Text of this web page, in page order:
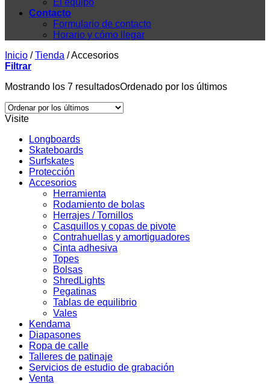
El equipo
Contacto
Formulario de contacto
Horario y cómo llegar
Inicio / Tienda /Accesorios
Filtrar
Mostrando los 7 resultadosOrdenado por los últimos
Visite
Longboards
Skateboards
Surfskates
Protección
Accesorios
Herramienta
Rodamiento de bolas
Herrajes / Tornillos
Casquillos y copas de pivote
Contrahuellas y amortiguadores
Cinta adhesiva
Topes
Bolsas
ShredLights
Pegatinas
Tablas de equilibrio
Vales
Kendama
Diapasones
Ropa de calle
Talleres de patinaje
Servicios de estudio de grabación
Venta